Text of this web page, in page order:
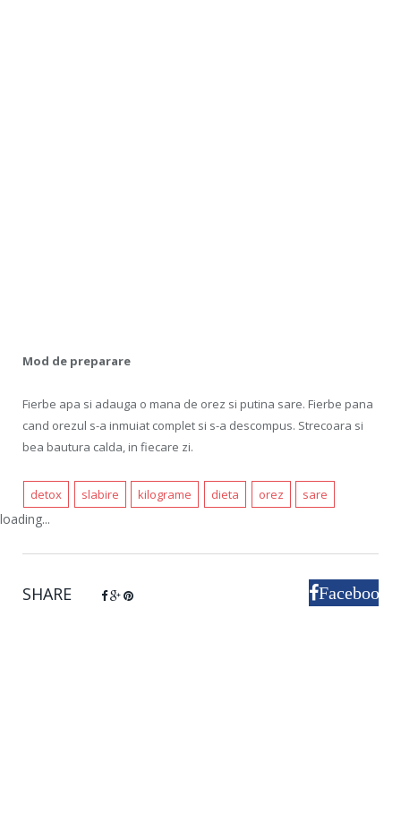
Mod de preparare
Fierbe apa si adauga o mana de orez si putina sare. Fierbe pana
cand orezul s-a inmuiat complet si s-a descompus. Strecoara si
bea bautura calda, in fiecare zi.
detox slabire kilograme dieta orez sare
loading...
SHARE Facebook
Google+
Pinterest